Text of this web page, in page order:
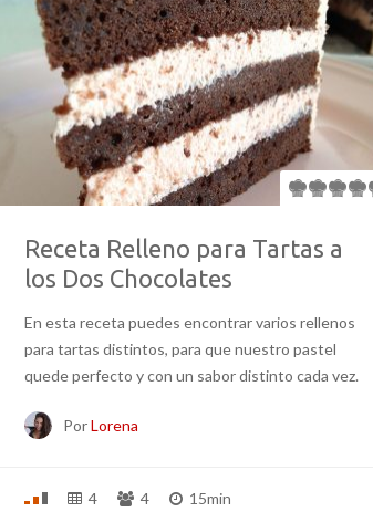
Receta Relleno para Tartas a
los Dos Chocolates
En esta receta puedes encontrar varios rellenos
para tartas distintos, para que nuestro pastel
quede perfecto y con un sabor distinto cada vez.
PorLorena
4 4 15min